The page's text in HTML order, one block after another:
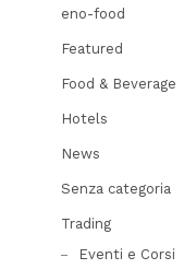
eno-food
Featured
Food & Beverage
Hotels
News
Senza categoria
Trading
Eventi e Corsi